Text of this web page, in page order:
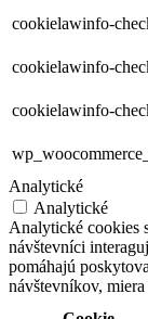
cookielawinfo-
cookielawinfo-
cookielawinfo-
Analytické
Analytické
Analytické cookies
návštevníci
pomáhajú
návštevníkov,